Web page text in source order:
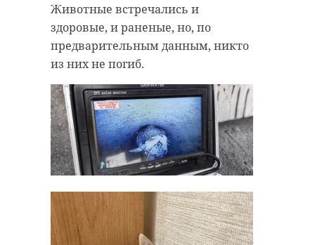
Животные встречались и
здоровые, и раненые, но, по
предварительным данным, никто
из них не погиб.